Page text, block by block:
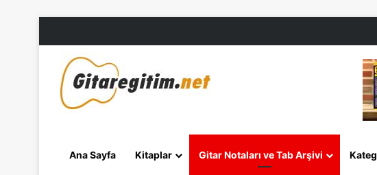
Ana Sayfa Kitaplar Gitar Notaları ve Tab Arşivi